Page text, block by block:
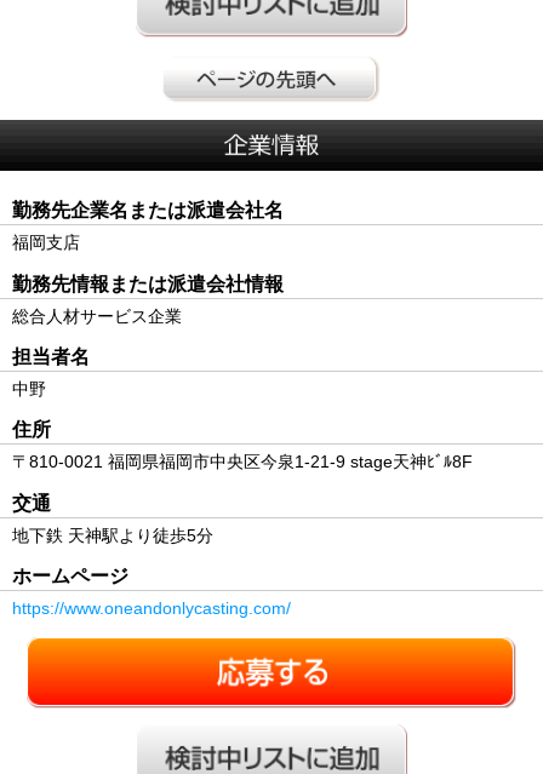
勤務先企業名または派遣会社名
福岡支店
勤務先情報または派遣会社情報
総合人材サービス企業
担当者名
中野
住所
〒810-0021 福岡県福岡市中央区今泉1-21-9 stage天神ﾋﾞﾙ8F
交通
地下鉄 天神駅より徒歩5分
ホームページ
https://www.oneandonlycasting.com/